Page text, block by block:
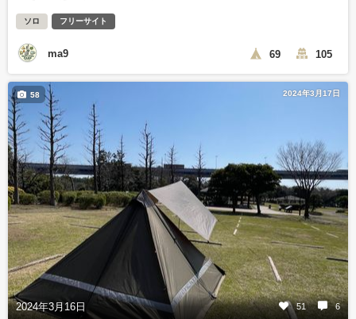
ソロ フリーサイト
ma9 69 105
2024年3月17日
2024年3月16日 51 6
58